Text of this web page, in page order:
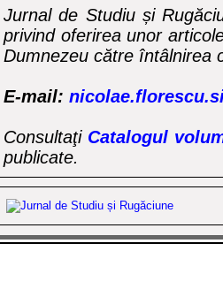
Jurnal de Studiu și
privind oferirea unor
Dumnezeu către întâlnirea
E-mail:
Consultaţi Catalogul
publicate.